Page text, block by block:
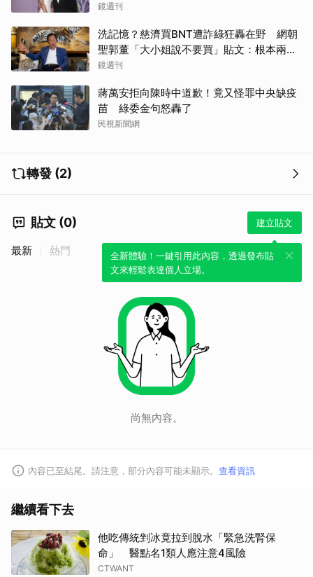
鏡週刊
洗記憶？慈濟買BNT遭詐綠狂轟在野 網朝
聖郭董「大小姐說不要買」貼文：根本兩碼
事
鏡週刊
蔣萬安拒向陳時中道歉！竟又怪罪中央缺疫
苗 綠委金句怒轟了
民視新聞網
轉發 (2)
貼文 (0) 建立貼文
全新體驗！一鍵引用此內容，透過發布貼
文來輕鬆表達個人立場。
最新 熱門
尚無內容。
內容已至結尾。請注意，部分內容可能未顯示。 查看資訊
繼續看下去
他吃傳統剉冰竟拉到脫水「緊急洗腎保
命」 醫點名1類人應注意4風險
CTWANT
取消